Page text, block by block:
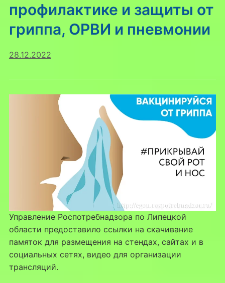
профилактике и защиты от
гриппа, ОРВИ и пневмонии
28.12.2022
Управление Роспотребнадзора по Липецкой
области предоставило ссылки на скачивание
памяток для размещения на стендах, сайтах и в
социальных сетях, видео для организации
трансляций.